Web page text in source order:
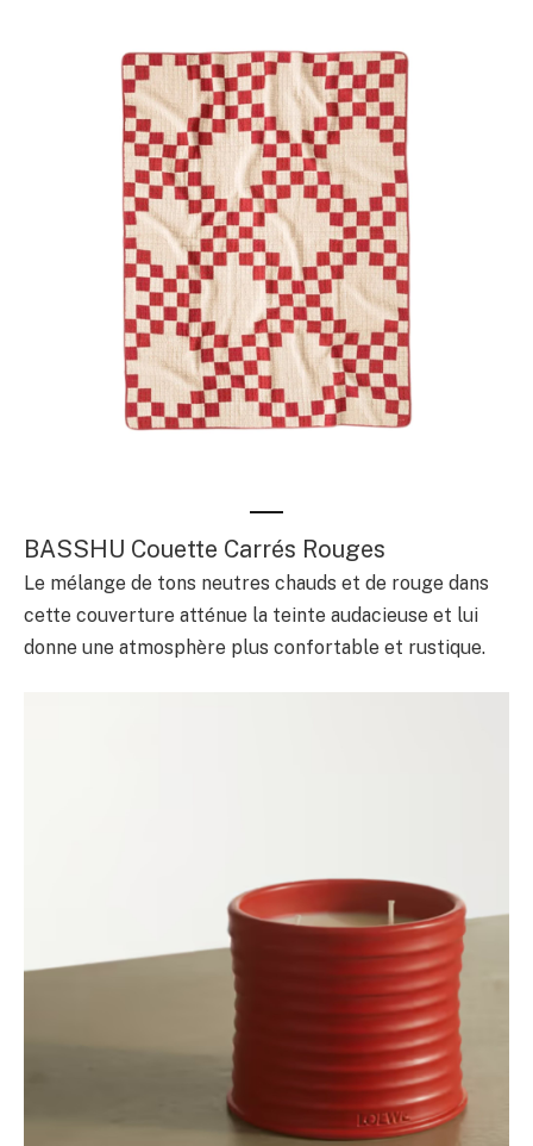
BASSHU Couette Carrés Rouges
Le mélange de tons neutres chauds et de rouge dans
cette couverture atténue la teinte audacieuse et lui
donne une atmosphère plus confortable et rustique.